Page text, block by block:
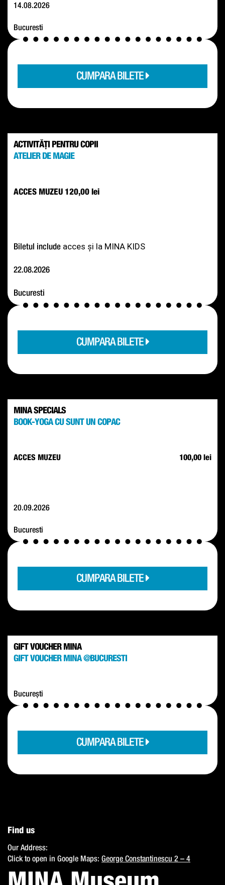
14.08.2026
Bucuresti
CUMPARA BILETE
ACTIVITĂȚI PENTRU COPII
ATELIER DE MAGIE
ACCES MUZEU 120,00 lei
Biletul include acces și la MINA KIDS
22.08.2026
Bucuresti
CUMPARA BILETE
MINA SPECIALS
BOOK-YOGA CU SUNT UN COPAC
ACCES MUZEU 100,00 lei
20.09.2026
Bucuresti
CUMPARA BILETE
GIFT VOUCHER MINA
GIFT VOUCHER MINA @BUCURESTI
București
CUMPARA BILETE
Find us
Our Address:
Click to open in Google Maps: George Constantinescu 2 – 4